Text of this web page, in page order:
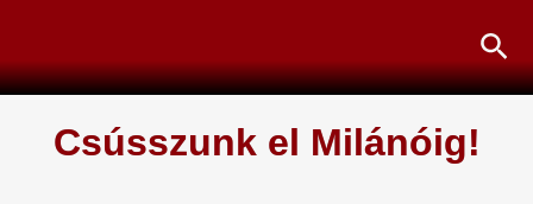
content
Csússzunk el Milánóig!